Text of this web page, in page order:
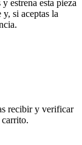
estrena esta pieza
si aceptas la
recibir y verificar
carrito.